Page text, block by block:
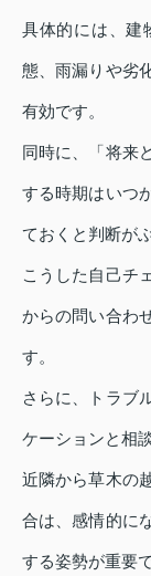
具体的には、建
態、雨漏りや劣
有効です。
同時に、「将来
する時期はいつ
ておくと判断が
こうした自己チ
からの問い合わ
す。
さらに、トラブ
ケーションと相
近隣から草木の
合は、感情的に
する姿勢が重要で